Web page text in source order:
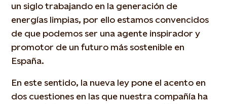
un siglo trabajando en la generación de
energías limpias, por ello estamos convencidos
de que podemos ser una agente inspirador y
promotor de un futuro más sostenible en
España.
En este sentido, la nueva ley pone el acento en
dos cuestiones en las que nuestra compañía ha